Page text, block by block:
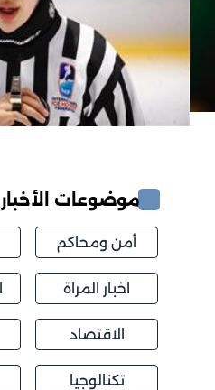
موضوعات الأخبار
أمن ومحاكم
اخبار المراة
الاقتصاد
تكنالوجيا